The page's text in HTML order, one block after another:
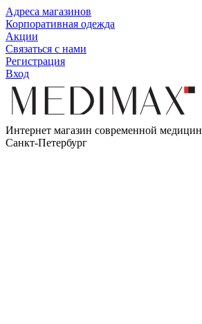
Адреса магазинов
Корпоративная одежда
Акции
Связаться с нами
Регистрация
Вход
Интернет магазин современной
Санкт-Петербург